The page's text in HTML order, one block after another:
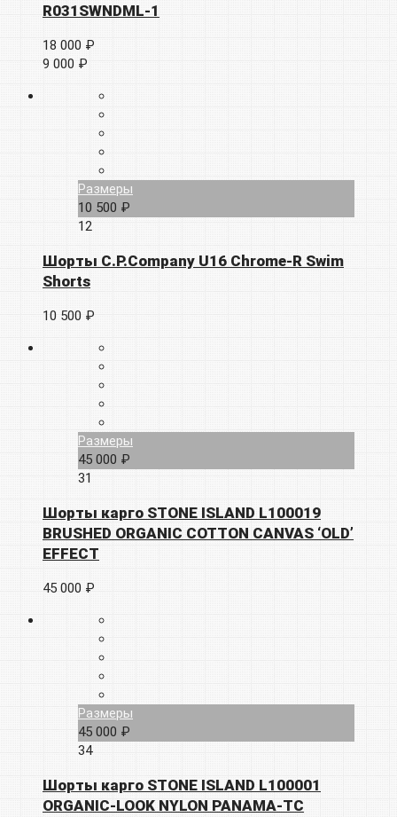
R031SWNDML-1
18 000 ₽
9 000 ₽
Размеры
10 500 ₽
12
Шорты C.P.Company U16 Chrome-R Swim
Shorts
10 500 ₽
Размеры
45 000 ₽
31
Шорты карго STONE ISLAND L100019
BRUSHED ORGANIC COTTON CANVAS ‘OLD’
EFFECT
45 000 ₽
Размеры
45 000 ₽
34
Шорты карго STONE ISLAND L100001
ORGANIC-LOOK NYLON PANAMA-TC